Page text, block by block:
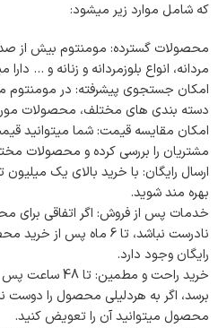
که شامل موارد زیر میشود:
محصولات گسترده: مومنتوم بیش از
مردانه، انواع بلوزمردانه و زنانه و … دارا
امکان جستجوی پیشرفته: در مومنتوم
دسته بندی های مختلف، محصولات
امکان مقایسه قیمت: شما میتوانید
مشتریان را بررسی کرده و محصولات
ارسال رایگان: با خرید بالای یک
بهره مند شوید.
خدمات پس از فروش: اگر اتفاقی برای
نادرست نباشد، تا 6 ماه
رایگان وجود دارد.
خرید راحت و
برسد، اگر به هردلیلی محصول را
محصول میتوانید آن را تعویض کنید.